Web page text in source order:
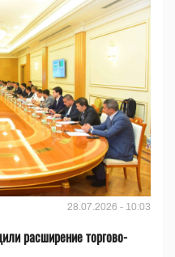
28.07.2026 - 10:03
расширение торгово-